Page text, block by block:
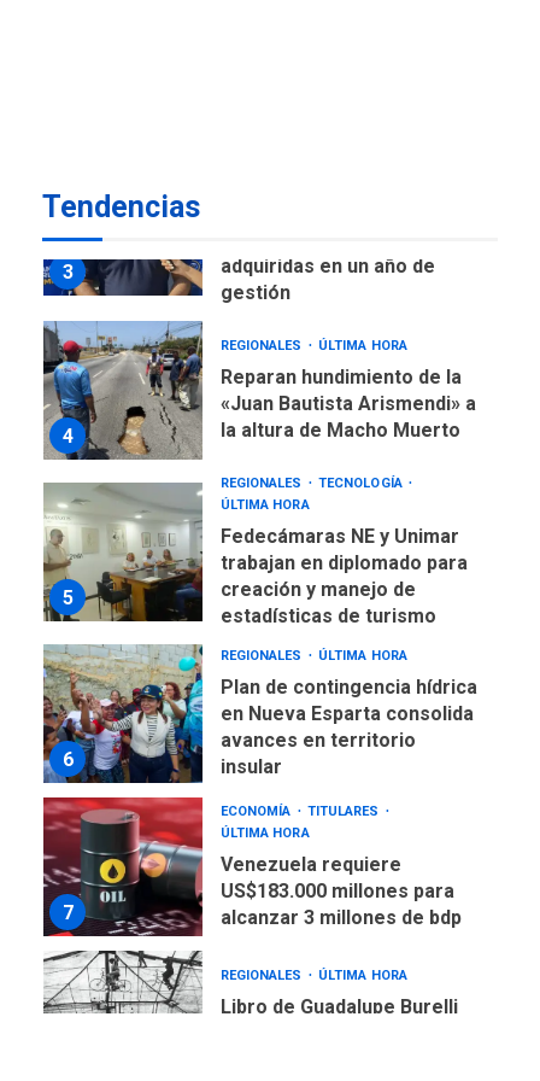
Tendencias
3
adquiridas en un año de
gestión
4
REGIONALES ÚLTIMA HORA
Reparan hundimiento de la
«Juan Bautista Arismendi» a
la altura de Macho Muerto
5
REGIONALES
TECNOLOGÍA
ÚLTIMA HORA
Fedecámaras NE y Unimar
trabajan en diplomado para
creación y manejo de
estadísticas de turismo
6
REGIONALES ÚLTIMA HORA
Plan de contingencia hídrica
en Nueva Esparta consolida
avances en territorio
insular
7
ECONOMÍA
TITULARES
ÚLTIMA HORA
Venezuela requiere
US$183.000 millones para
alcanzar 3 millones de bdp
REGIONALES ÚLTIMA HORA
Libro de Guadalupe Burelli